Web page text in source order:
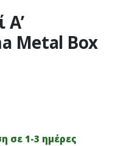
Α’
Metal Box
σε 1-3 ημέρες